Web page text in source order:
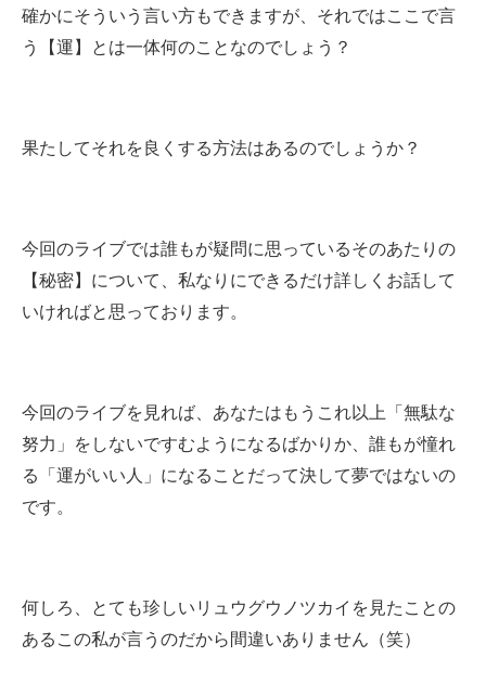
確かにそういう言い方もできますが、それではここで言
う【運】とは一体何のことなのでしょう？
果たしてそれを良くする方法はあるのでしょうか？
今回のライブでは誰もが疑問に思っているそのあたりの
【秘密】について、私なりにできるだけ詳しくお話して
いければと思っております。
今回のライブを見れば、あなたはもうこれ以上「無駄な
努力」をしないですむようになるばかりか、誰もが憧れ
る「運がいい人」になることだって決して夢ではないの
です。
何しろ、とても珍しいリュウグウノツカイを見たことの
あるこの私が言うのだから間違いありません（笑）